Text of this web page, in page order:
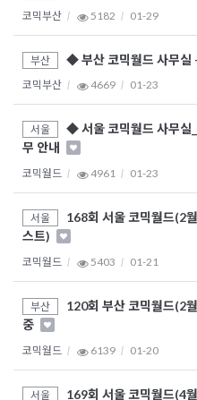
코믹부산 5182 01-29
부산 ◆ 부산 코믹월드 사무실
코믹부산 4669 01-23
서울
◆ 서울 코믹월드 사무실
무 안내
코믹월드 4961 01-23
서울
168회 서울 코믹월드(2
스트)
코믹월드 5403 01-21
부산
120회 부산 코믹월드(2
중
코믹월드 6139 01-20
서울
169회 서울 코믹월드(4